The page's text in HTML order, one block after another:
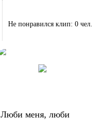
Не понравился клип: 0 чел.
Люби меня, люби